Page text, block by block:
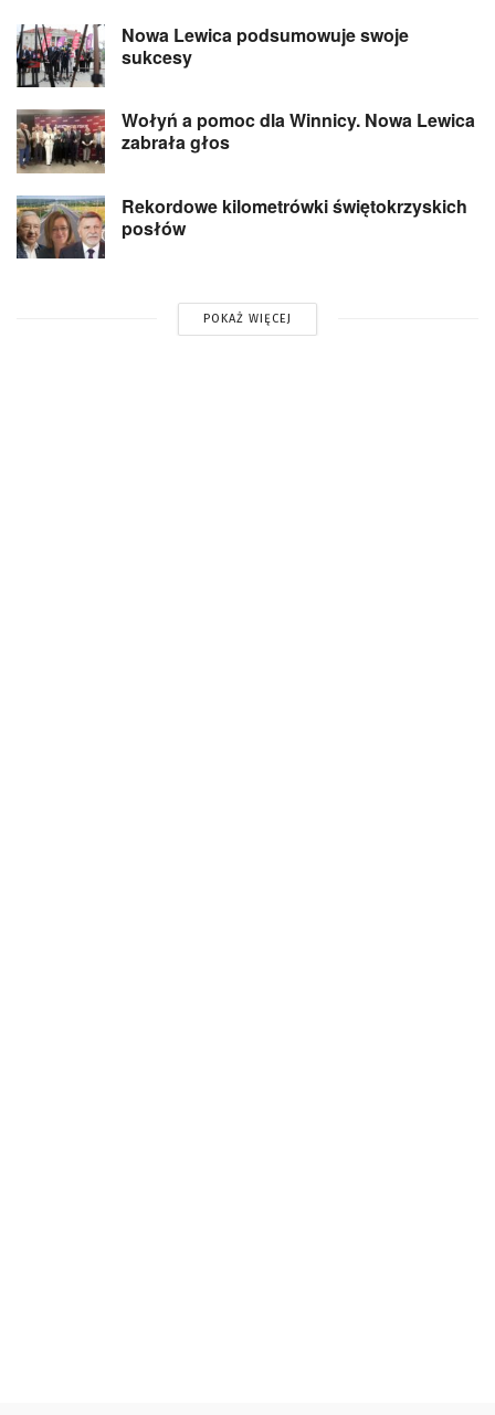
Nowa Lewica podsumowuje swoje
sukcesy
Wołyń a pomoc dla Winnicy. Nowa Lewica
zabrała głos
Rekordowe kilometrówki świętokrzyskich
posłów
POKAŻ WIĘCEJ